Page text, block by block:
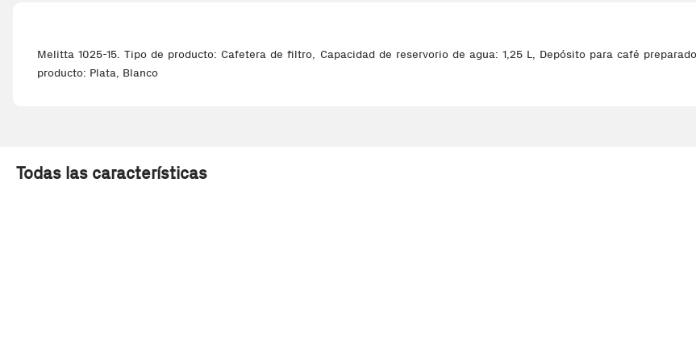
Melitta 1025-15. Tipo de producto: Cafetera de filtro, Capacidad de reservorio de agua: 1,25 L, Depósito para café
producto: Plata, Blanco
Todas las características